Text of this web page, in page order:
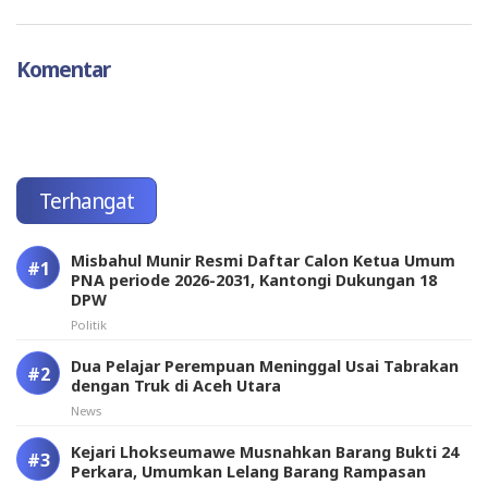
Komentar
Terhangat
Misbahul Munir Resmi Daftar Calon Ketua Umum
PNA periode 2026-2031, Kantongi Dukungan 18
DPW
Politik
Dua Pelajar Perempuan Meninggal Usai Tabrakan
dengan Truk di Aceh Utara
News
Kejari Lhokseumawe Musnahkan Barang Bukti 24
Perkara, Umumkan Lelang Barang Rampasan